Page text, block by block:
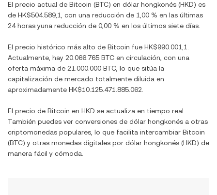
El precio actual de Bitcoin (BTC) en dólar hongkonés (HKD) es
de HK$504.589,1 , con una reducción de 1,00 % en las últimas
24 horas yuna reducción de 0,00 % en los últimos siete días.
El precio histórico más alto de Bitcoin fue HK$990.001,1
Actualmente, hay 20.066.765 BTC en circulación, con una
oferta máxima de 21.000.000 BTC , lo que sitúa la
capitalización de mercado totalmente diluida en
aproximadamente HK$10.125.471.885.062
El precio de Bitcoin en HKD se actualiza en tiempo real.
También puedes ver conversiones de dólar hongkonés a otras
criptomonedas populares, lo que facilita intercambiar Bitcoin
(BTC) y otras monedas digitales por dólar hongkonés (HKD) de
manera fácil y cómoda.